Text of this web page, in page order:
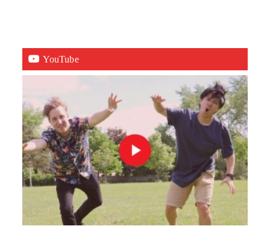
YouTube